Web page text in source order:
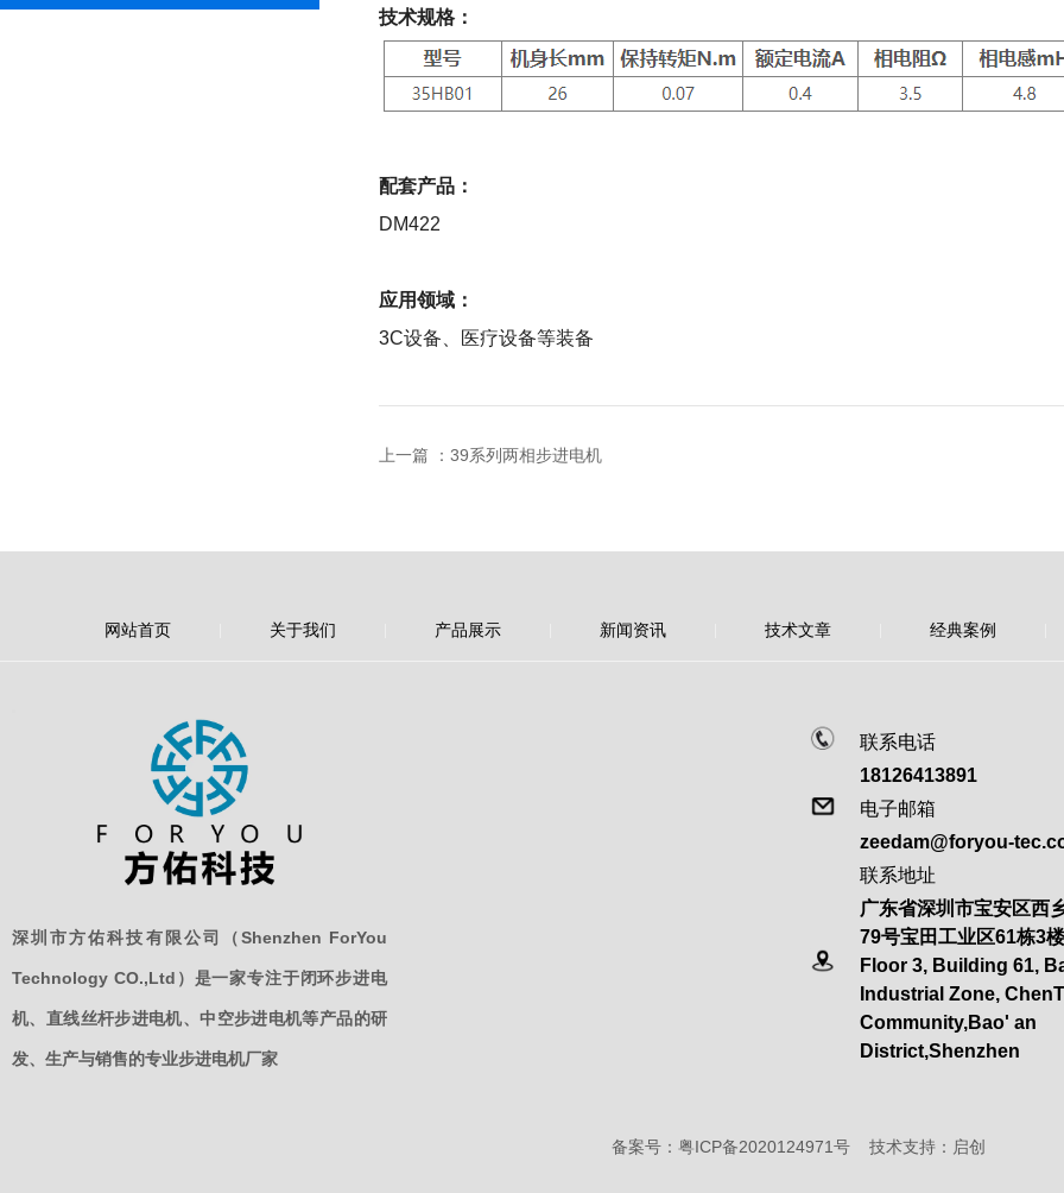
技术规格：
配套产品：
DM422
应用领域：
3C设备、医疗设备等装备
上一篇 ： 39系列两相步进电机
网站首页 关于我们 产品展示 新闻资讯 技术文章 经典案例
深圳市方佑科技有限公司（Shenzhen ForYou
Technology CO.,Ltd）是一家专注于闭环步进电
机、直线丝杆步进电机、中空步进电机等产品的研
发、生产与销售的专业步进电机厂家
联系电话
18126413891
电子邮箱
zeedam@foryou-
联系地址
广东省深圳市宝安区西
79号宝田工业区61栋3
Floor 3, Building 61,
Industrial Zone,
Community,Bao' an
District,Shenzhen
备案号： 粤ICP备2020124971号技术支持： 启创